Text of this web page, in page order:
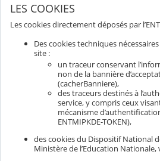
LES COOKIES
Les cookies directement déposés par
Des cookies techniques
site :
un traceur conservant
non de la bannière
(cacherBanniere),
des traceurs destinés à
service, y compris ceux
mécanisme d’authentification
ENTMIPKDE-TOKEN),
des cookies du Dispositif National
Ministère de l’Education